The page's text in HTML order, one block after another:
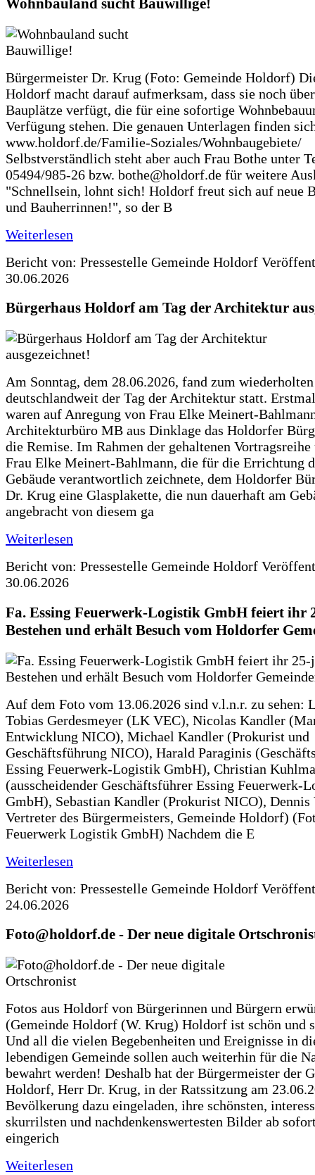
Wohnbauland sucht Bauwillige!
Bürgermeister Dr. Krug (Foto: Gemeinde Holdorf)
Holdorf macht darauf aufmerksam, dass sie noch
Bauplätze verfügt, die für eine sofortige
Verfügung stehen. Die genauen Unterlagen finden
www.holdorf.de/Familie-Soziales/Wohnbaugebiete/
Selbstverständlich steht aber auch Frau Bothe unter
05494/985-26 bzw. bothe@holdorf.de für weitere
"Schnellsein, lohnt sich! Holdorf freut sich auf neue
und Bauherrinnen!", so der B
Weiterlesen
Bericht von: Pressestelle Gemeinde Holdorf
30.06.2026
Bürgerhaus Holdorf am Tag der Architektur
Am Sonntag, dem 28.06.2026, fand zum
deutschlandweit der Tag der Architektur statt.
waren auf Anregung von Frau Elke Meinert-
Architekturbüro MB aus Dinklage das Holdorfer
die Remise. Im Rahmen der gehaltenen
Frau Elke Meinert-Bahlmann, die für die Errichtung
Gebäude verantwortlich zeichnete, dem Holdorfer
Dr. Krug eine Glasplakette, die nun dauerhaft am
angebracht von diesem ga
Weiterlesen
Bericht von: Pressestelle Gemeinde Holdorf
30.06.2026
Fa. Essing Feuerwerk-Logistik GmbH feiert ihr
Bestehen und erhält Besuch vom Holdorfer
Auf dem Foto vom 13.06.2026 sind v.l.n.r. zu sehen:
Tobias Gerdesmeyer (LK VEC), Nicolas Kandler
Entwicklung NICO), Michael Kandler (Prokurist und
Geschäftsführung NICO), Harald Paraginis
Essing Feuerwerk-Logistik GmbH), Christian
(ausscheidender Geschäftsführer Essing Feuerwerk-
GmbH), Sebastian Kandler (Prokurist NICO),
Vertreter des Bürgermeisters, Gemeinde Holdorf)
Feuerwerk Logistik GmbH) Nachdem die E
Weiterlesen
Bericht von: Pressestelle Gemeinde Holdorf
24.06.2026
Foto@holdorf.de - Der neue digitale
Fotos aus Holdorf von Bürgerinnen und Bürgern
(Gemeinde Holdorf (W. Krug) Holdorf ist schön und
Und all die vielen Begebenheiten und Ereignisse in
lebendigen Gemeinde sollen auch weiterhin für die
bewahrt werden! Deshalb hat der Bürgermeister der
Holdorf, Herr Dr. Krug, in der Ratssitzung am
Bevölkerung dazu eingeladen, ihre schönsten,
skurrilsten und nachdenkenswertesten Bilder ab
eingerich
Weiterlesen